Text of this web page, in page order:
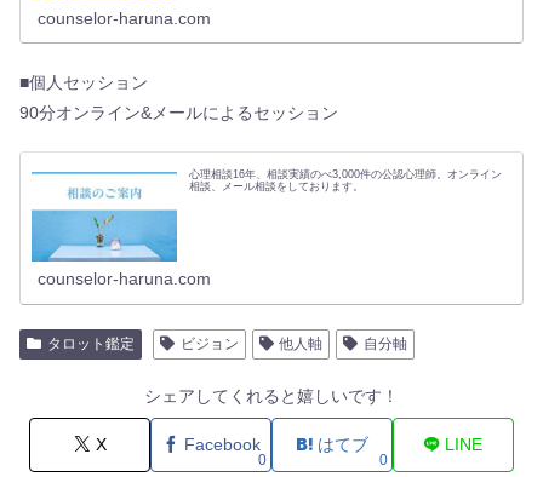
counselor-haruna.com
■個人セッション
90分オンライン&メールによるセッション
心理相談16年、相談実績のべ3,000件の公認心理師。オンライン
相談、メール相談をしております。
counselor-haruna.com
タロット鑑定 ビジョン 他人軸 自分軸
シェアしてくれると嬉しいです！
X Facebook
0
はてブ
0
LINE